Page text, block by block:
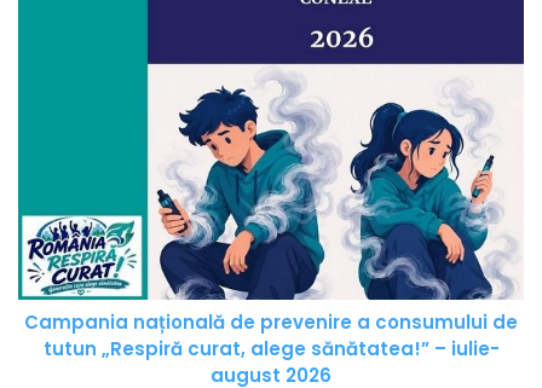
Campania națională de prevenire a consumului de
tutun „Respiră curat, alege sănătatea!” – iulie-
august 2026